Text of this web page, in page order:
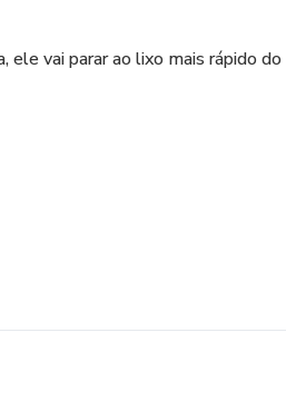
ele vai parar ao lixo mais rápido do
erro. Eles focam-se neles como